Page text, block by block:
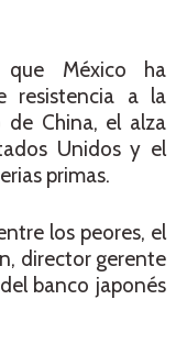
que México ha
resistencia a la
de China, el alza
Unidos y el
primas.
los peores, el
director gerente
banco japonés